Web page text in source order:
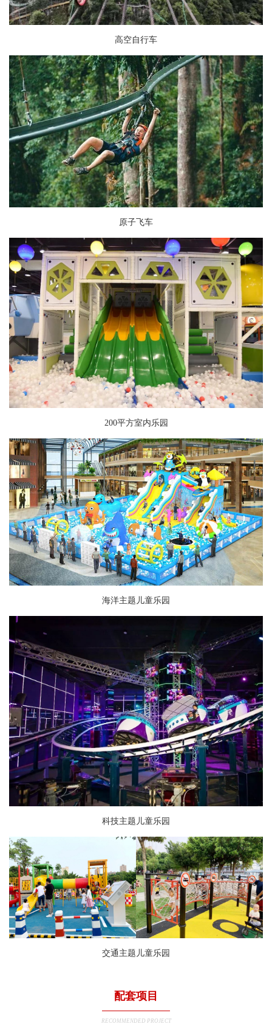
高空自行车
原子飞车
200平方室内乐园
海洋主题儿童乐园
科技主题儿童乐园
交通主题儿童乐园
配套项目
RECOMMENDED PROJECT